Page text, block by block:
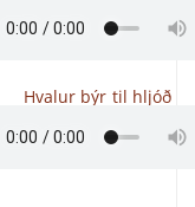
Hvalur býr til hljóð